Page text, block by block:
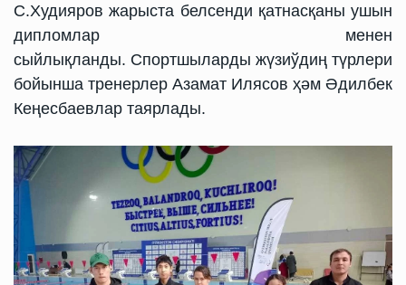
С.Худияров жарыста белсенди қатнасқаны ушын
дипломлар менен
сыйлықланды. Спортшыларды жүзиўдиң түрлери
бойынша тренерлер Азамат Илясов ҳәм Әдилбек
Кеңесбаевлар таярлады.